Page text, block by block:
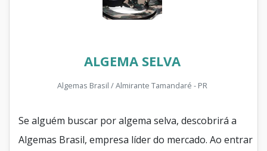
ALGEMA SELVA
Algemas Brasil / Almirante Tamandaré - PR
Se alguém buscar por algema selva, descobrirá a
Algemas Brasil, empresa líder do mercado. Ao entrar